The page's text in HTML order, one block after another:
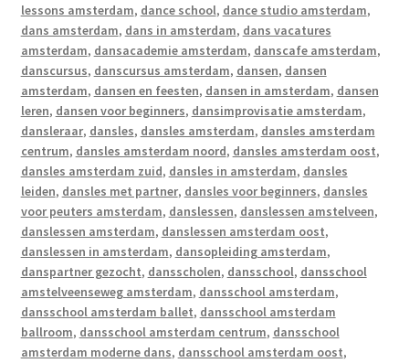
lessons amsterdam, dance school, dance studio amsterdam,
dans amsterdam, dans in amsterdam, dans vacatures
amsterdam, dansacademie amsterdam, danscafe amsterdam,
danscursus, danscursus amsterdam, dansen, dansen
amsterdam, dansen en feesten, dansen in amsterdam, dansen
leren, dansen voor beginners, dansimprovisatie amsterdam,
dansleraar, dansles, dansles amsterdam, dansles amsterdam
centrum, dansles amsterdam noord, dansles amsterdam oost,
dansles amsterdam zuid, dansles in amsterdam, dansles
leiden, dansles met partner, dansles voor beginners, dansles
voor peuters amsterdam, danslessen, danslessen amstelveen,
danslessen amsterdam, danslessen amsterdam oost,
danslessen in amsterdam, dansopleiding amsterdam,
danspartner gezocht, dansscholen, dansschool, dansschool
amstelveenseweg amsterdam, dansschool amsterdam,
dansschool amsterdam ballet, dansschool amsterdam
ballroom, dansschool amsterdam centrum, dansschool
amsterdam moderne dans, dansschool amsterdam oost,